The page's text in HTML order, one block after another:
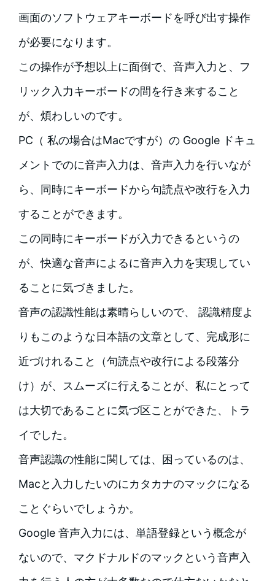
画面のソフトウェアキーボードを呼び出す操作
が必要になります。
この操作が予想以上に面倒で、音声入力と、フ
リック入力キーボードの間を行き来すること
が、煩わしいのです。
PC（ 私の場合はMacですが）の Google ドキュ
メントでのに音声入力は、音声入力を行いなが
ら、同時にキーボードから句読点や改行を入力
することができます。
この同時にキーボードが入力できるというの
が、快適な音声によるに音声入力を実現してい
ることに気づきました。
音声の認識性能は素晴らしいので、 認識精度よ
りもこのような日本語の文章として、完成形に
近づけれること（句読点や改行による段落分
け）が、スムーズに行えることが、私にとって
は大切であることに気づ区ことができた、トラ
イでした。
音声認識の性能に関しては、困っているのは、
Macと入力したいのにカタカナのマックになる
ことぐらいでしょうか。
Google 音声入力には、単語登録という概念が
ないので、マクドナルドのマックという音声入